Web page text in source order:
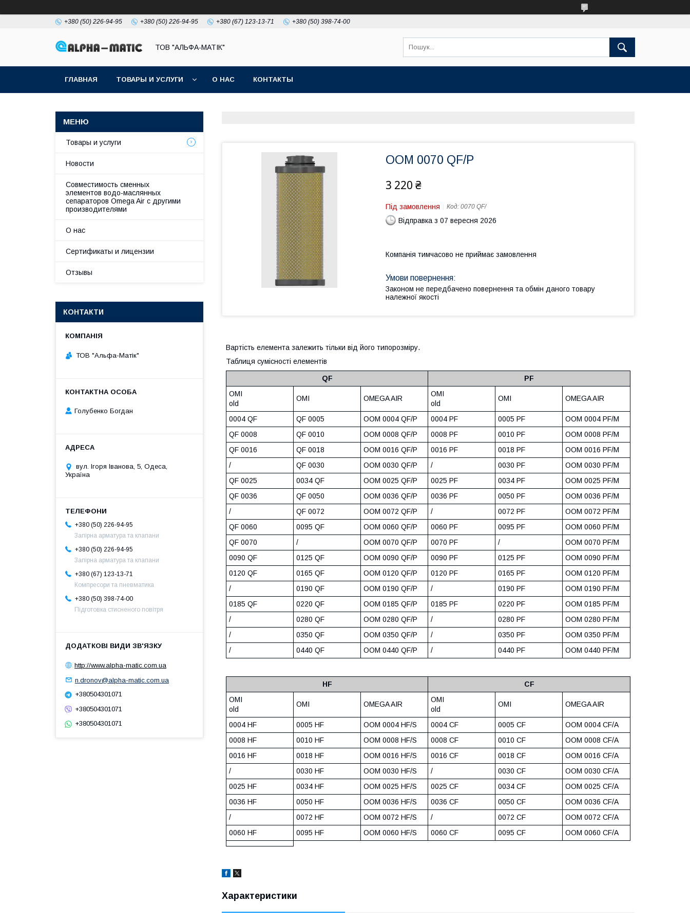
+380 (50) 226-94-95 +380 (50) 226-94-95 +380 (67) 123-13-71 +380 (50) 398-74-00
ТОВ "АЛЬФА-МАТІК"
ГЛАВНАЯ ТОВАРЫ И УСЛУГИ О НАС КОНТАКТЫ
OOM 0070 QF/P
3 220 ₴
Під замовлення Код: 0070 QF/
Відправка з 07 вересня 2026
Компанія тимчасово не приймає замовлення
Законом не передбачено повернення та обмін даного товару
належної якості
Вартість елемента залежить тільки від його типорозміру.
Таблиця сумісності елементів
QF
PF
OMI
old
OMI OMEGA AIR
OMI
old
OMI OMEGA AIR
0004 QF QF 0005 OOM 0004 QF/P 0004 PF 0005 PF
OOM 0004 PF/M
QF 0008
QF 0010 OOM 0008 QF/P 0008 PF 0010 PF
OOM 0008 PF/M
QF 0016
QF 0018 OOM 0016 QF/P 0016 PF 0018 PF
OOM 0016 PF/M
/
QF 0030 OOM 0030 QF/P / 0030 PF
OOM 0030 PF/M
QF 0025
0034 QF OOM 0025 QF/P 0025 PF 0034 PF
OOM 0025 PF/M
QF 0036
QF 0050 OOM 0036 QF/P 0036 PF 0050 PF
OOM 0036 PF/M
/
QF 0072 OOM 0072 QF/P / 0072 PF
OOM 0072 PF/M
QF 0060
0095 QF OOM 0060 QF/P 0060 PF 0095 PF
OOM 0060 PF/M
QF 0070
/ OOM 0070 QF/P 0070 PF /
OOM 0070 PF/M
0090 QF
0125 QF OOM 0090 QF/P 0090 PF 0125 PF
OOM 0090 PF/M
0120 QF
0165 QF OOM 0120 QF/P 0120 PF 0165 PF
OOM 0120 PF/M
/
0190 QF OOM 0190 QF/P / 0190 PF
OOM 0190 PF/M
0185 QF
0220 QF OOM 0185 QF/P 0185 PF 0220 PF
OOM 0185 PF/M
/
0280 QF OOM 0280 QF/P / 0280 PF
OOM 0280 PF/M
/
0350 QF OOM 0350 QF/P / 0350 PF
OOM 0350 PF/M
/
0440 QF OOM 0440 QF/P / 0440 PF OOM 0440 PF/M
HF
CF
OMI
old
OMI OMEGA AIR
OMI
old
OMI OMEGA AIR
0004 HF 0005 HF OOM 0004 HF/S 0004 CF 0005 CF
OOM 0004 CF/A
0008 HF
0010 HF OOM 0008 HF/S 0008 CF 0010 CF
OOM 0008 CF/A
0016 HF
0018 HF OOM 0016 HF/S 0016 CF 0018 CF
OOM 0016 CF/A
/
0030 HF OOM 0030 HF/S / 0030 CF
OOM 0030 CF/A
0025 HF
0034 HF OOM 0025 HF/S 0025 CF 0034 CF
OOM 0025 CF/A
0036 HF
0050 HF OOM 0036 HF/S 0036 CF 0050 CF
OOM 0036 CF/A
/
0072 HF OOM 0072 HF/S / 0072 CF
OOM 0072 CF/A
0060 HF
0095 HF OOM 0060 HF/S 0060 CF 0095 CF OOM 0060 CF/A
Характеристики
Товары и услуги
Новости
Совместимость сменных
элементов водо-маслянных
сепараторов Omega Air с другими
производителями
О нас
Сертификаты и лицензии
Отзывы
КОНТАКТИ
ТОВ "Альфа-Матік"
Голубенко Богдан
вул. Ігоря Іванова, 5, Одеса,
Україна
+380 (50) 226-94-95
Запірна арматура та клапани
+380 (50) 226-94-95
Запірна арматура та клапани
+380 (67) 123-13-71
Компресори та пневматика
+380 (50) 398-74-00
Підготовка стисненого повітря
http://www.alpha-matic.com.ua
n.dronov@alpha-matic.com.ua
+380504301071
+380504301071
+380504301071